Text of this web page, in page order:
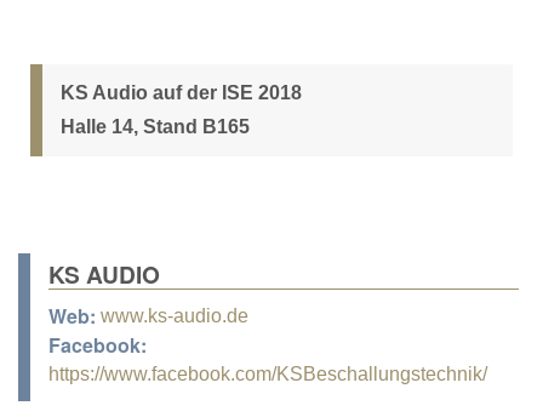
KS Audio auf der ISE 2018
Halle 14, Stand B165
KS AUDIO
Web: www.ks-audio.de
Facebook:
https://www.facebook.com/KSBeschallungstechnik/